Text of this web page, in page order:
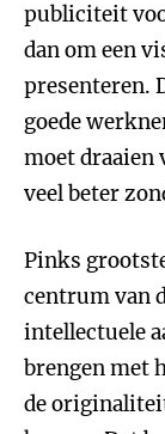
publiciteit
dan om een
presenteren.
goede
moet draaien
veel beter
Pinks
centrum van
intellectuele
brengen met
de